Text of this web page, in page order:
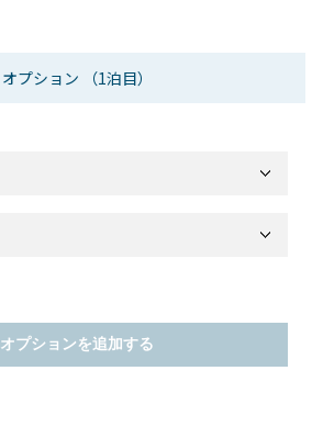
オプション （1泊目）
オプションを追加する